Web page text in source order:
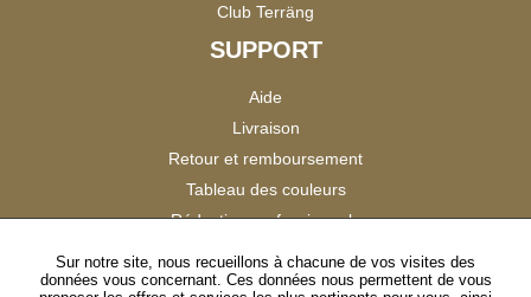
Club Terräng
SUPPORT
Aide
Livraison
Retour et remboursement
Tableau des couleurs
Réduction professionnels
Satisfaction Clients
Sur notre site, nous recueillons à chacune de vos visites des
données vous concernant. Ces données nous permettent de vous